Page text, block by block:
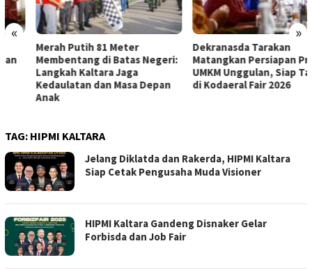
« »
Merah Putih 81 Meter
Membentang di Batas Negeri:
Langkah Kaltara Jaga
Kedaulatan dan Masa Depan
Dekranasda Tarakan
Matangkan Persiapan Produk
UMKM Unggulan, Siap Tampil
di Kodaeral Fair 2026
TAG: HIPMI KALTARA
Jelang Diklatda dan Rakerda, HIPMI Kaltara
Siap Cetak Pengusaha Muda Visioner
HIPMI Kaltara Gandeng Disnaker Gelar
Forbisda dan Job Fair